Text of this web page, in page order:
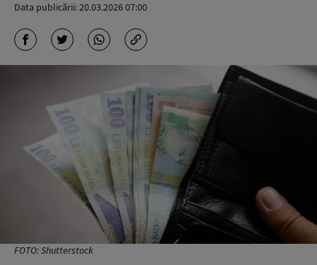
Data publicării:20.03.2026 07:00
FOTO: Shutterstock